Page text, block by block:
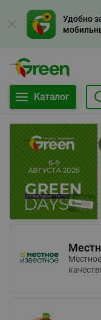
Удобно
Каталог